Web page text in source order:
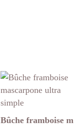
Bûche framboise m